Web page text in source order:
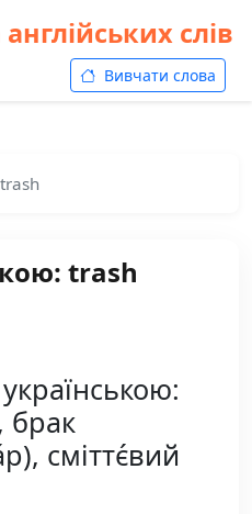
слів
Вивчати слова
trash
trash
брак
сміттє́вий